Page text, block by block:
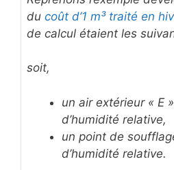
du coût d’1 m³ traité en
de calcul étaient les
soit,
un air extérieur « E
d’humidité relative,
un point de
d’humidité relative.